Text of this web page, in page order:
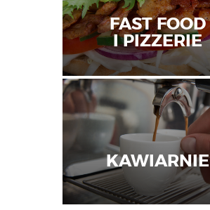
FAST FOOD
I PIZZERIE
KAWIARNIE